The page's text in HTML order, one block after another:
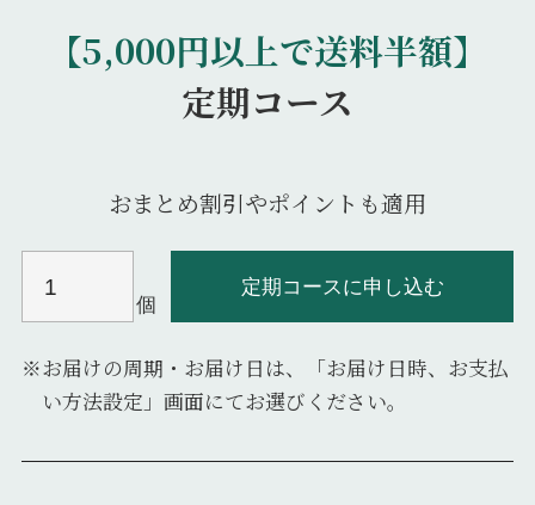
【5,000円以上で送料半額】
定期コース
おまとめ割引やポイントも適用
個
定期コースに申し込む
※お届けの周期・お届け日は、「お届け日時、お支払
い方法設定」画面にてお選びください。